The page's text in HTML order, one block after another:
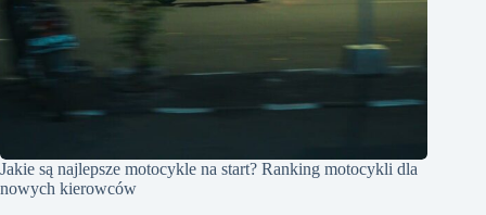
Jakie są najlepsze motocykle na start? Ranking motocykli dla
nowych kierowców